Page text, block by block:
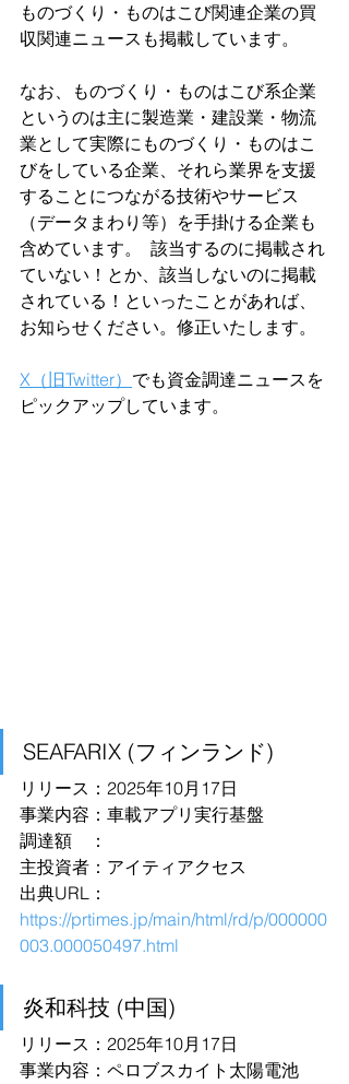
ものづくり・ものはこび関連企業の買
収関連ニュースも掲載しています。
なお、ものづくり・ものはこび系企業
というのは主に製造業・建設業・物流
業として実際にものづくり・ものはこ
びをしている企業、それら業界を支援
することにつながる技術やサービス
（データまわり等）を手掛ける企業も
含めています。  該当するのに掲載され
ていない！とか、該当しないのに掲載
されている！といったことがあれば、
お知らせください。修正いたします。
X（旧Twitter） でも資金調達ニュースを
ピックアップしています。
SEAFARIX (フィンランド)
リリース：2025年10月17日
事業内容：車載アプリ実行基盤
調達額　：
主投資者：アイティアクセス
出典URL：
https://prtimes.jp/main/html/rd/p/000000
003.000050497.html
炎和科技 (中国)
リリース：2025年10月17日
事業内容：ペロブスカイト太陽電池